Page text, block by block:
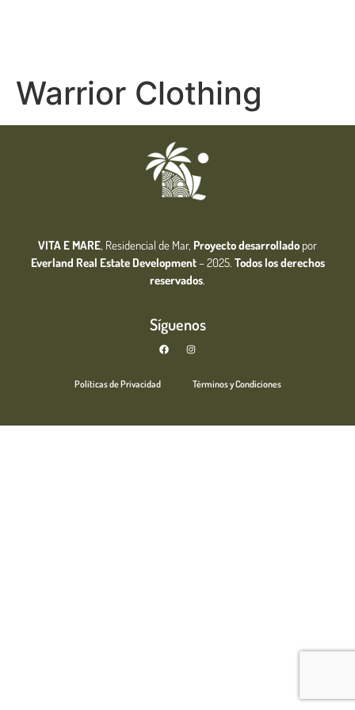
Warrior Clothing
VITA E MARE, Residencial de Mar, Proyecto desarrollado por
Everland Real Estate Development– 2025. Todos los derechos
reservados.
Síguenos
Políticas de Privacidad Términos y Condiciones